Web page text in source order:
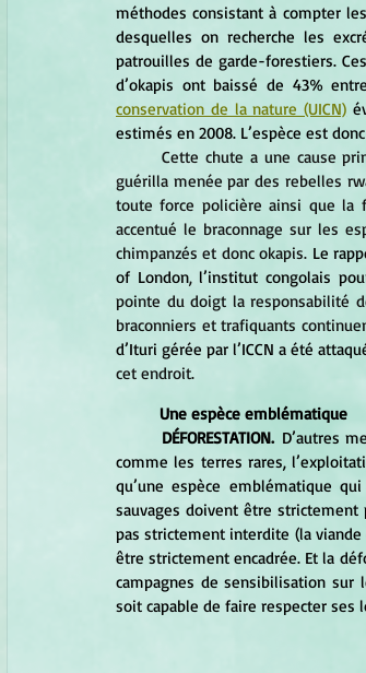
méthodes consistant à compter
desquelles on recherche les
patrouilles de garde-forestiers.
d’okapis ont baissé de 43%
conservation de la nature (UICN)
estimés en 2008. L’espèce est
Cette chute a une cause
guérilla menée par des rebelles
toute force policière ainsi que la
accentué le braconnage sur les
chimpanzés et donc okapis. Le
of London, l’institut congolais
pointe du doigt la responsabilité
braconniers et trafiquants
d’Ituri gérée par l’ICCN a été
cet endroit.
Une espèce emblématique
DÉFORESTATION. D’autres
comme les terres rares,
qu’une espèce emblématique
sauvages doivent être strictement
pas strictement interdite (la
être strictement encadrée. Et la
campagnes de sensibilisation sur
soit capable de faire respecter ses